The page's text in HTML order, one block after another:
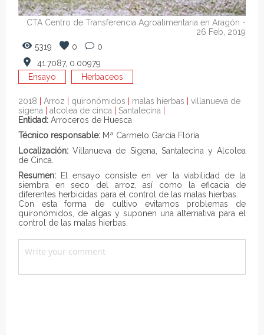
CTA Centro de Transferencia Agroalimentaria en Aragón -
26 Feb, 2019
5319
0
0
41.7087, 0.00979
Ensayo
Herbaceos
2018 Arroz quironómidos malas hierbas
villanueva de
sigena
alcolea de cinca Santalecina
Entidad: Arroceros de Huesca
Técnico responsable: Mª Carmelo García Floría
Localización: Villanueva de Sigena, Santalecina yAlcolea
de Cinca.
Resumen:
El ensayo consiste en ver la viabilidad de la
siembra en seco del arroz, así como la eficacia de
diferentes herbicidas para el control de las malas hierbas.
Con esta forma de cultivo evitamos problemas de
quironómidos, de algas y suponen una alternativa para el
control de las malas hierbas.